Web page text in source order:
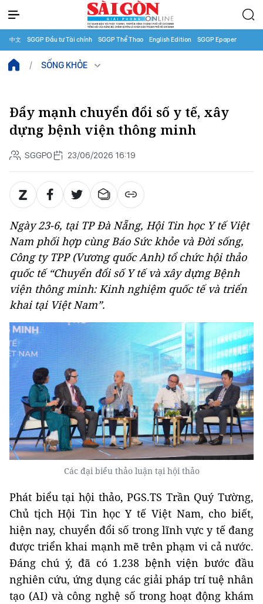
中文 SGGP Đầu tư Tài chính SGGP Thể Thao English Edition SGGP Epaper
SỐNG KHỎE
Đẩy mạnh chuyển đổi số y tế, xây
dựng bệnh viện thông minh
SGGPO 23/06/2026 16:19
Ngày 23-6, tại TP Đà Nẵng, Hội Tin học Y tế Việt
Nam phối hợp cùng Báo Sức khỏe và Đời sống,
Công ty TPP (Vương quốc Anh) tổ chức hội thảo
quốc tế “Chuyển đổi số Y tế và xây dựng Bệnh
viện thông minh: Kinh nghiệm quốc tế và triển
khai tại Việt Nam”.
Các đại biểu thảo luận tại hội thảo
Phát biểu tại hội thảo, PGS.TS Trần Quý Tường,
Chủ tịch Hội Tin học Y tế Việt Nam, cho biết,
hiện nay, chuyển đổi số trong lĩnh vực y tế đang
được triển khai mạnh mẽ trên phạm vi cả nước.
Đáng chú ý, đã có 1.238 bệnh viện bước đầu
nghiên cứu, ứng dụng các giải pháp trí tuệ nhân
tạo (AI) và công nghệ số trong hoạt động khám